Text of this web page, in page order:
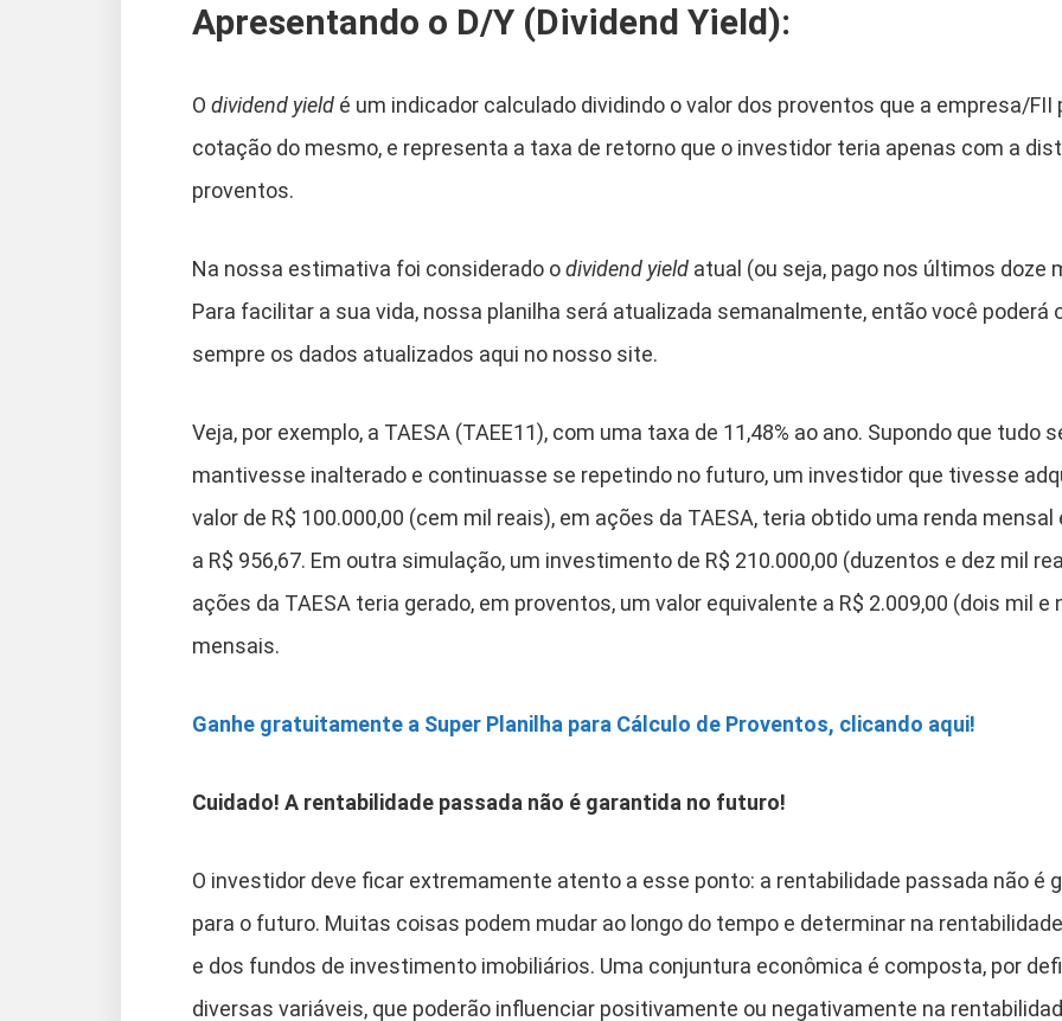
Apresentando o D/Y (Dividend Yield):
O dividend yield é um indicador calculado dividindo o valor dos proventos que a empresa/FII
cotação do mesmo, e representa a taxa de retorno que o investidor teria apenas com a
proventos.
Na nossa estimativa foi considerado odividend yield atual (ou seja, pago nos últimos doze
Para facilitar a sua vida, nossa planilha será atualizada semanalmente, então você poderá
sempre os dados atualizados aqui no nosso site.
Veja, por exemplo, a TAESA (TAEE11), com uma taxa de 11,48% ao ano. Supondo que tudo
mantivesse inalterado e continuasse se repetindo no futuro, um investidor que tivesse
valor de R$ 100.000,00 (cem mil reais), em ações da TAESA, teria obtido uma renda
a R$ 956,67. Em outra simulação, um investimento de R$ 210.000,00 (duzentos e dez mil
ações da TAESA teria gerado, em proventos, um valor equivalente a R$ 2.009,00 (dois mil e
mensais.
Ganhe gratuitamente a Super Planilha para Cálculo de Proventos, clicando aqui!
Cuidado! A rentabilidade passada não é garantida no futuro!
O investidor deve ficar extremamente atento a esse ponto: a rentabilidade passada não é
para o futuro. Muitas coisas podem mudar ao longo do tempo e determinar na
e dos fundos de investimento imobiliários. Uma conjuntura econômica é composta, por
diversas variáveis, que poderão influenciar positivamente ou negativamente na